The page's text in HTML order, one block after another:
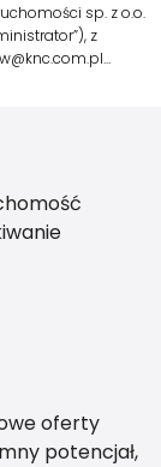
sp. z o.o.
z
oferty
potencjał,